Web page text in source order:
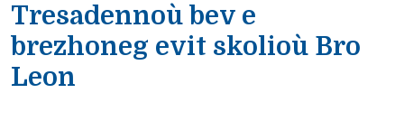
Tresadennoù bev e
brezhoneg evit skolioù Bro
Leon